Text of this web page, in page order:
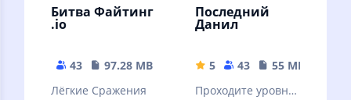
Битва Файтинг
.io
43
97.28 MB
Лёгкие Сражения
Последний
Данил
5 43
55 MB
Проходите уровни